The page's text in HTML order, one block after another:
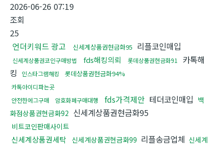
2026-06-26 07:19
조회
25
언더키워드 광고
신세계상품권현금화95 리플코인매입
신세계상품권코인구매방법 fds해킹의뢰 롯데상품권현금화91
카톡해
킹
인스타그램해킹 롯데상품권현금화94%
카톡아이디파는곳
안전한에그구매
암호화폐구매대행 fds가격제안 테더코인매입 백
화점상품권현금화92 신세계상품권현금화95
비트코인판매사이트
신세계상품권세탁 신세계상품권현금화99 리플송금업체 신세계